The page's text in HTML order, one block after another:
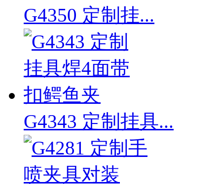
G4350 定制挂...
G4343 定制挂具...